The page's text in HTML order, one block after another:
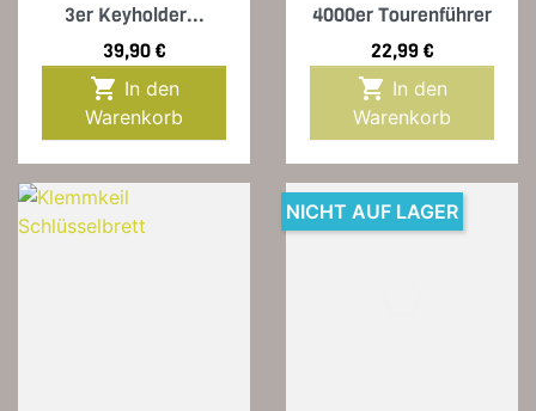
3er Keyholder...
Preis
39,90 €

Warenkorb
4000er Tourenführer
Preis
22,99 €

Warenkorb
NICHT AUF LAGER